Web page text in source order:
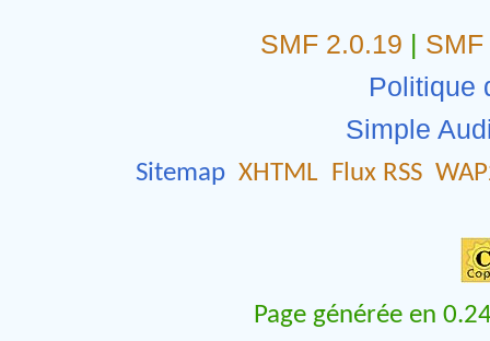
SMF 2.0.19 |
Politique
Simple
Sitemap XHTML Flux RSS
Page générée en